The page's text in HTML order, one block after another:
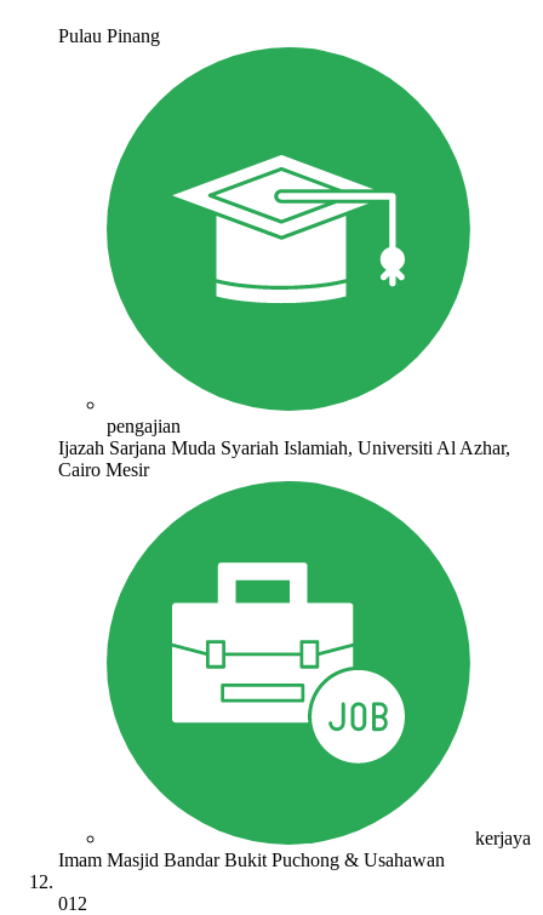
Pulau Pinang
pengajian
Ijazah Sarjana Muda Syariah Islamiah, Universiti Al Azhar,
Cairo Mesir
kerjaya
Imam Masjid Bandar Bukit Puchong & Usahawan
012